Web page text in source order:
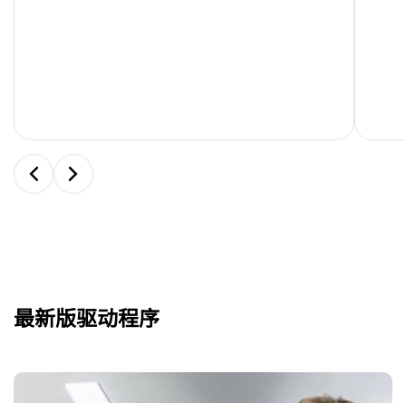
最新版驱动程序